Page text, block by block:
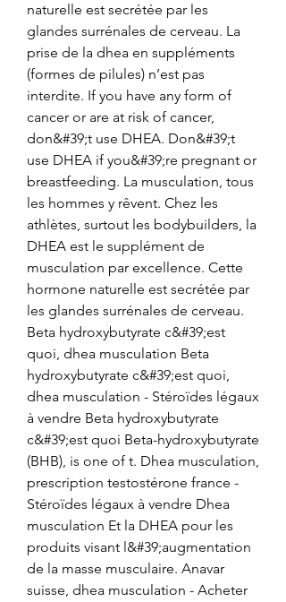
naturelle est secrétée par les
glandes surrénales de cerveau. La
prise de la dhea en suppléments
(formes de pilules) n’est pas
interdite. If you have any form of
cancer or are at risk of cancer,
don&#39;t use DHEA. Don&#39;t
use DHEA if you&#39;re pregnant or
breastfeeding. La musculation, tous
les hommes y rêvent. Chez les
athlètes, surtout les bodybuilders, la
DHEA est le supplément de
musculation par excellence. Cette
hormone naturelle est secrétée par
les glandes surrénales de cerveau.
Beta hydroxybutyrate c&#39;est
quoi, dhea musculation Beta
hydroxybutyrate c&#39;est quoi,
dhea musculation - Stéroïdes légaux
à vendre Beta hydroxybutyrate
c&#39;est quoi Beta-hydroxybutyrate
(BHB), is one of t. Dhea musculation,
prescription testostérone france -
Stéroïdes légaux à vendre Dhea
musculation Et la DHEA pour les
produits visant l&#39;augmentation
de la masse musculaire. Anavar
suisse, dhea musculation - Acheter